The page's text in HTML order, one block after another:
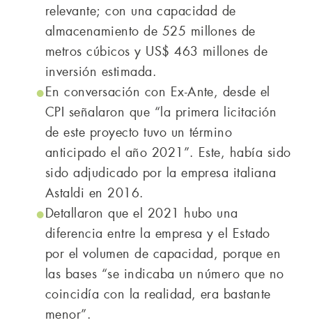
relevante; con una capacidad de
almacenamiento de 525 millones de
metros cúbicos y US$ 463 millones de
inversión estimada.
En conversación con Ex-Ante, desde el
CPI señalaron que “la primera licitación
de este proyecto tuvo un término
anticipado el año 2021”. Este, había sido
sido adjudicado por la empresa italiana
Astaldi en 2016.
Detallaron que el 2021 hubo una
diferencia entre la empresa y el Estado
por el volumen de capacidad, porque en
las bases “se indicaba un número que no
coincidía con la realidad, era bastante
menor”.